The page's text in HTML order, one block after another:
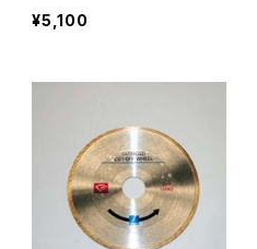
520SL ダイヤモンドホイー
ル 外径125mm≪メーカー
¥5,100